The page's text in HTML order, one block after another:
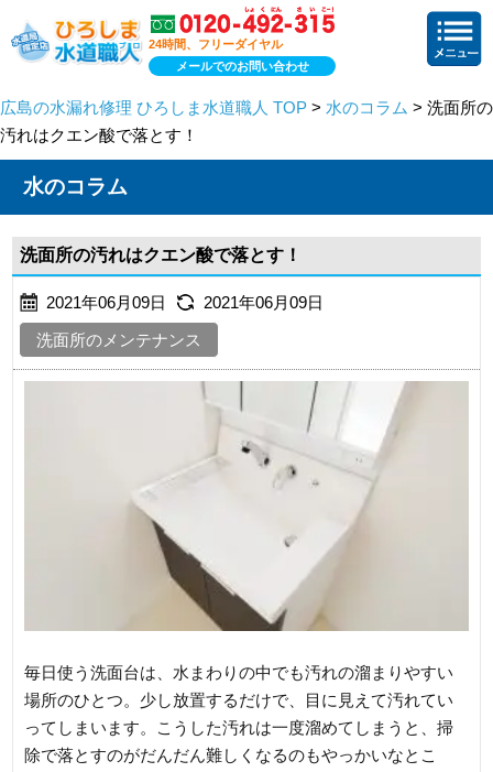
24時間、フリーダイヤル
メールでのお問い合わせ
広島の水漏れ修理 ひろしま水道職人 TOP > 水のコラム > 洗面所の
汚れはクエン酸で落とす！
水のコラム
洗面所の汚れはクエン酸で落とす！
2021年06月09日
2021年06月09日
洗面所のメンテナンス
毎日使う洗面台は、水まわりの中でも汚れの溜まりやすい
場所のひとつ。少し放置するだけで、目に見えて汚れてい
ってしまいます。こうした汚れは一度溜めてしまうと、掃
除で落とすのがだんだん難しくなるのもやっかいなとこ